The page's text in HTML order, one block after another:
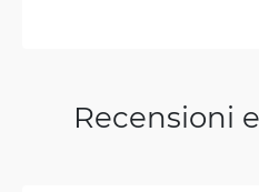
Recensioni